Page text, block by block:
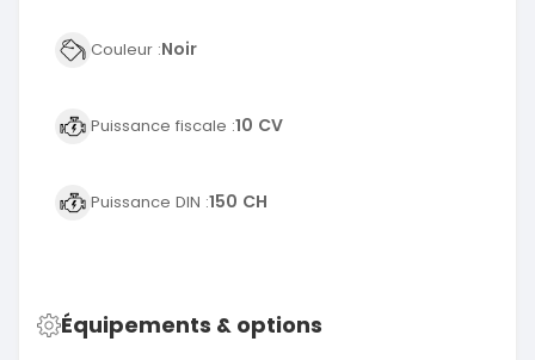
Couleur :Noir
Puissance fiscale :10 CV
Puissance DIN :150 CH
Équipements & options